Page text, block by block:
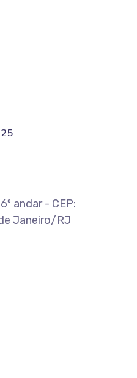
andar - CEP:
Janeiro/RJ